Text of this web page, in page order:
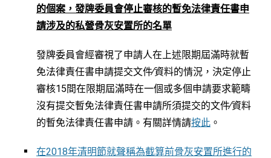
的個案，發牌委員會停止審核的暫免法律責任書申
請涉及的私營骨灰安置所的名單
發牌委員會經審視了申請人在上述限期屆滿時就暫
免法律責任書申請提交文件∕資料的情況，決定停止
審核15間在限期屆滿時在一個或多個申請要求範疇
沒有提交暫免法律責任書申請所須提交的文件∕資料
的暫免法律責任書申請。有關詳情請按此 。
在2018年清明節就聲稱為截算前骨灰安置所進行的